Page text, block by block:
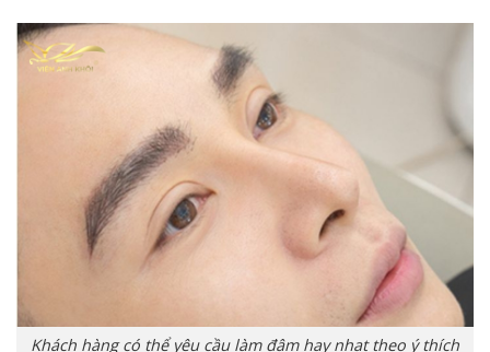
Khách hàng có thể yêu cầu làm đậm hay nhạt theo ý thích